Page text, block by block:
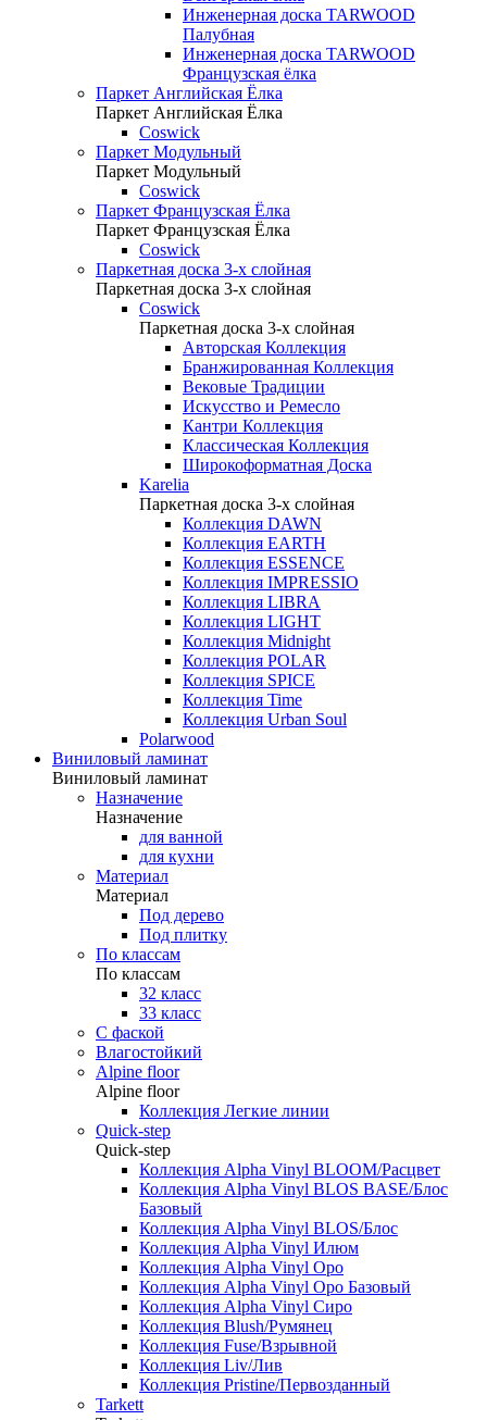
Инженерная доска TARWOOD
Палубная
Инженерная доска TARWOOD
Французская ёлка
Паркет Английская Ёлка
Паркет Английская Ёлка
Coswick
Паркет Модульный
Паркет Модульный
Coswick
Паркет Французская Ёлка
Паркет Французская Ёлка
Coswick
Паркетная доска 3-х слойная
Паркетная доска 3-х слойная
Coswick
Паркетная доска 3-х слойная
Авторская Коллекция
Бранжированная Коллекция
Вековые Традиции
Искусство и Ремесло
Кантри Коллекция
Классическая Коллекция
Широкоформатная Доска
Karelia
Паркетная доска 3-х слойная
Коллекция DAWN
Коллекция EARTH
Коллекция ESSENCE
Коллекция IMPRESSIO
Коллекция LIBRA
Коллекция LIGHT
Коллекция Midnight
Коллекция POLAR
Коллекция SPICE
Коллекция Time
Коллекция Urban Soul
Polarwood
Виниловый ламинат
Виниловый ламинат
Назначение
Назначение
для ванной
для кухни
Материал
Материал
Под дерево
Под плитку
По классам
По классам
32 класс
33 класс
С фаской
Влагостойкий
Alpine floor
Alpine floor
Коллекция Легкие линии
Quick-step
Quick-step
Коллекция Alpha Vinyl BLOOM/Расцвет
Коллекция Alpha Vinyl BLOS BASE/Блос
Базовый
Коллекция Alpha Vinyl BLOS/Блос
Коллекция Alpha Vinyl Илюм
Коллекция Alpha Vinyl Оро
Коллекция Alpha Vinyl Оро Базовый
Коллекция Alpha Vinyl Сиро
Коллекция Blush/Румянец
Коллекция Fuse/Взрывной
Коллекция Liv/Лив
Коллекция Pristine/Первозданный
Tarkett